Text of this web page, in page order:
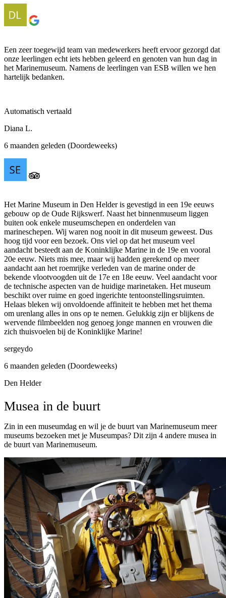
Een zeer toegewijd team van medewerkers heeft ervoor gezorgd dat
onze leerlingen echt iets hebben geleerd en genoten van hun dag in
het Marinemuseum. Namens de leerlingen van ESB willen we hen
hartelijk bedanken.
Automatisch vertaald
Diana L.
6 maanden geleden (Doordeweeks)
Het Marine Museum in Den Helder is gevestigd in een 19e eeuws
gebouw op de Oude Rijkswerf. Naast het binnenmuseum liggen
buiten ook enkele museumschepen en onderdelen van
marineschepen. Wij waren nog nooit in dit museum geweest. Dus
hoog tijd voor een bezoek. Ons viel op dat het museum veel
aandacht besteedt aan de Koninklijke Marine in de 19e en vooral
20e eeuw. Niets mis mee, maar wij hadden gerekend op meer
aandacht aan het roemrijke verleden van de marine onder de
bekende vlootvoogden uit de 17e en 18e eeuw. Veel aandacht voor
de technische aspecten van de huidige marinetaken. Het museum
beschikt over ruime en goed ingerichte tentoonstellingsruimten.
Helaas bleken wij onvoldoende affiniteit te hebben met het thema
om urenlang alles in ons op te nemen. Gelukkig zijn er blijkens de
wervende filmbeelden nog genoeg jonge mannen en vrouwen die
zich thuisvoelen bij de Koninklijke Marine!
sergeydo
6 maanden geleden (Doordeweeks)
Den Helder
Musea in de buurt
Zin in een museumdag en wil je de buurt van Marinemuseum meer
museums bezoeken met je Museumpas? Dit zijn 4 andere musea in
de buurt van Marinemuseum.